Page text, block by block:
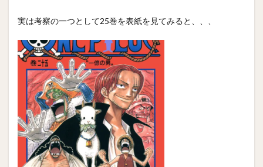
実は考察の一つとして25巻を表紙を見てみると、、、